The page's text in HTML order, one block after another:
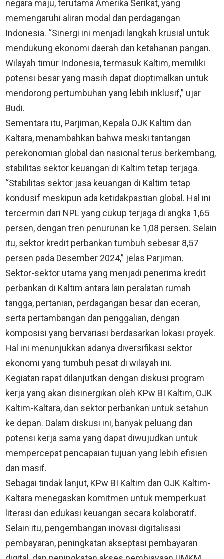
negara maju, terutama Amerika Serikat, yang
memengaruhi aliran modal dan perdagangan
Indonesia. “Sinergi ini menjadi langkah krusial untuk
mendukung ekonomi daerah dan ketahanan pangan.
Wilayah timur Indonesia, termasuk Kaltim, memiliki
potensi besar yang masih dapat dioptimalkan untuk
mendorong pertumbuhan yang lebih inklusif,” ujar
Budi.
Sementara itu, Parjiman, Kepala OJK Kaltim dan
Kaltara, menambahkan bahwa meski tantangan
perekonomian global dan nasional terus berkembang,
stabilitas sektor keuangan di Kaltim tetap terjaga.
“Stabilitas sektor jasa keuangan di Kaltim tetap
kondusif meskipun ada ketidakpastian global. Hal ini
tercermin dari NPL yang cukup terjaga di angka 1,65
persen, dengan tren penurunan ke 1,08 persen. Selain
itu, sektor kredit perbankan tumbuh sebesar 8,57
persen pada Desember 2024,” jelas Parjiman.
Sektor-sektor utama yang menjadi penerima kredit
perbankan di Kaltim antara lain peralatan rumah
tangga, pertanian, perdagangan besar dan eceran,
serta pertambangan dan penggalian, dengan
komposisi yang bervariasi berdasarkan lokasi proyek.
Hal ini menunjukkan adanya diversifikasi sektor
ekonomi yang tumbuh pesat di wilayah ini.
Kegiatan rapat dilanjutkan dengan diskusi program
kerja yang akan disinergikan oleh KPw BI Kaltim, OJK
Kaltim-Kaltara, dan sektor perbankan untuk setahun
ke depan. Dalam diskusi ini, banyak peluang dan
potensi kerja sama yang dapat diwujudkan untuk
mempercepat pencapaian tujuan yang lebih efisien
dan masif.
Sebagai tindak lanjut, KPw BI Kaltim dan OJK Kaltim-
Kaltara menegaskan komitmen untuk memperkuat
literasi dan edukasi keuangan secara kolaboratif.
Selain itu, pengembangan inovasi digitalisasi
pembayaran, peningkatan akseptasi pembayaran